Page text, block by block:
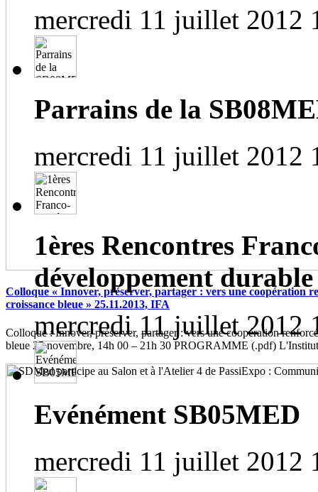
Colloque « Innover, préserver, partager : vers une coopération
croissance bleue » 25.11.2013, IFA
Colloque : Innover, préserver, partager : vers une coopération
bleue 25 novembre, 14h 00 – 21h 30 PROGRAMME (.pdf)
mercredi 11 juillet 2012
Parrains de la
mercredi 11 juillet 2012
1ères Rencontres
développement durable
mercredi 11 juillet 2012
Evénément SB05MED
mercredi 11 juillet 2012